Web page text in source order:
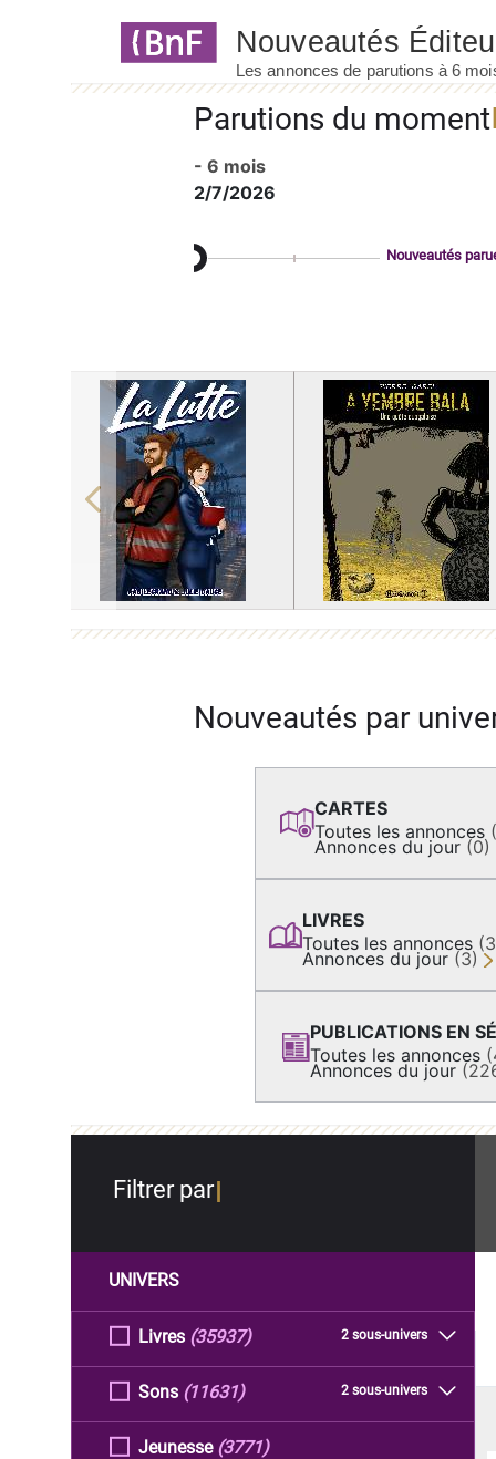
Parutions du moment
- 6 mois
2/7/2026
Nouveautés
Previous
Nouveautés par
CARTES
Toutes les annonces
Annonces du jour (0)
LIVRES
Toutes les annonces
Annonces du jour (3)
PUBLICATIONS EN
Toutes les annonces
Annonces du jour
Filtrer par
UNIVERS
Livres 2 sous-univers
(35937)
Sons 2 sous-univers
(11631)
Jeunesse (3771)